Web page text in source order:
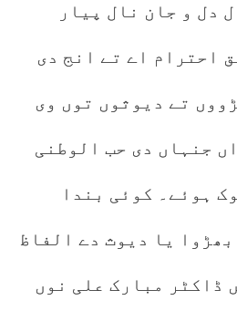
دل و جان نال پیار
احترام اے تے انج دی
تے دیوثوں توں وی
جنہاں دی حب الوطنی
ہوئے۔ کوئی بندا
یا دیوث دے الفاظ
ڈاکٹر مبارک علی نوں